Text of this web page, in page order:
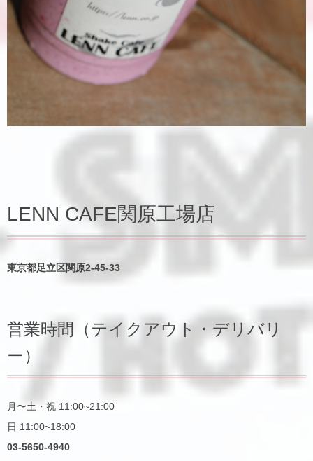
LENN CAFE関原工場店
東京都足立区関原2-45-33
営業時間（テイクアウト・デリバリ
ー）
月〜土・祝 11:00~21:00
日 11:00~18:00
03-5650-4940